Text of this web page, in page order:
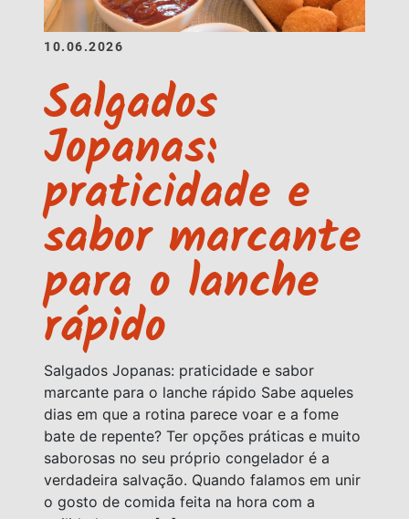
10.06.2026
Salgados
Jopanas:
praticidade e
sabor marcante
para o lanche
rápido
Salgados Jopanas: praticidade e sabor
marcante para o lanche rápido Sabe aqueles
dias em que a rotina parece voar e a fome
bate de repente? Ter opções práticas e muito
saborosas no seu próprio congelador é a
verdadeira salvação. Quando falamos em unir
o gosto de comida feita na hora com a